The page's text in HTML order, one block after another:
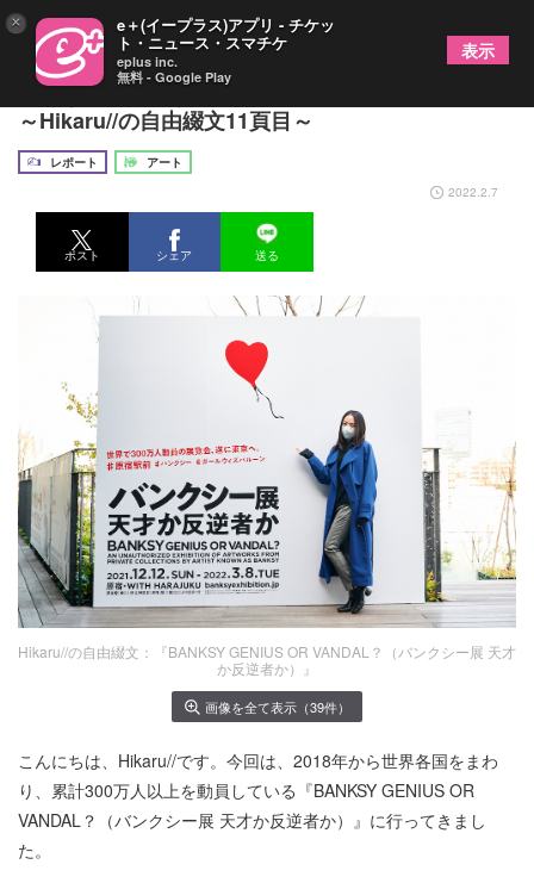
『あなたはどんな視点でBANKSYを感じるか？ 』
～Hikaru//の自由綴文11頁目～
レポート
アート
2022.2.7
ポスト シェア 送る
Hikaru//の自由綴文：『BANKSY GENIUS OR VANDAL？（バンクシー展 天才
か反逆者か）』
画像を全て表示（39件）
こんにちは、Hikaru//です。今回は、2018年から世界各国をまわ
り、累計300万人以上を動員している『BANKSY GENIUS OR
VANDAL？（バンクシー展 天才か反逆者か）』に行ってきまし
た。
× e＋(イープラス)アプリ - チケッ
ト・ニュース・スマチケ
eplus inc.
無料 - Google Play
表示